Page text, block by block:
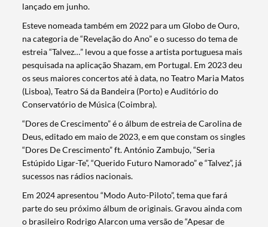
lançado em junho.
Esteve nomeada também em 2022 para um Globo de Ouro,
na categoria de “Revelação do Ano” e o sucesso do tema de
estreia “Talvez…” levou a que fosse a artista portuguesa mais
pesquisada na aplicação Shazam, em Portugal. Em 2023 deu
os seus maiores concertos até à data, no Teatro Maria Matos
(Lisboa), Teatro Sá da Bandeira (Porto) e Auditório do
Conservatório de Música (Coimbra).
“Dores de Crescimento” é o álbum de estreia de Carolina de
Deus, editado em maio de 2023, e em que constam os singles
“Dores De Crescimento” ft. António Zambujo, “Seria
Estúpido Ligar-Te”, “Querido Futuro Namorado” e “Talvez”, já
sucessos nas rádios nacionais.
Em 2024 apresentou “Modo Auto-Piloto”, tema que fará
parte do seu próximo álbum de originais. Gravou ainda com
o brasileiro Rodrigo Alarcon uma versão de “Apesar de